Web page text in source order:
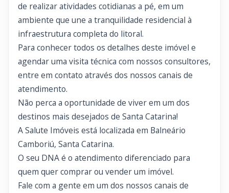
de realizar atividades cotidianas a pé, em um
ambiente que une a tranquilidade residencial à
infraestrutura completa do litoral.
Para conhecer todos os detalhes deste imóvel e
agendar uma visita técnica com nossos consultores,
entre em contato através dos nossos canais de
atendimento.
Não perca a oportunidade de viver em um dos
destinos mais desejados de Santa Catarina!
A Salute Imóveis está localizada em Balneário
Camboriú, Santa Catarina.
O seu DNA é o atendimento diferenciado para
quem quer comprar ou vender um imóvel.
Fale com a gente em um dos nossos canais de